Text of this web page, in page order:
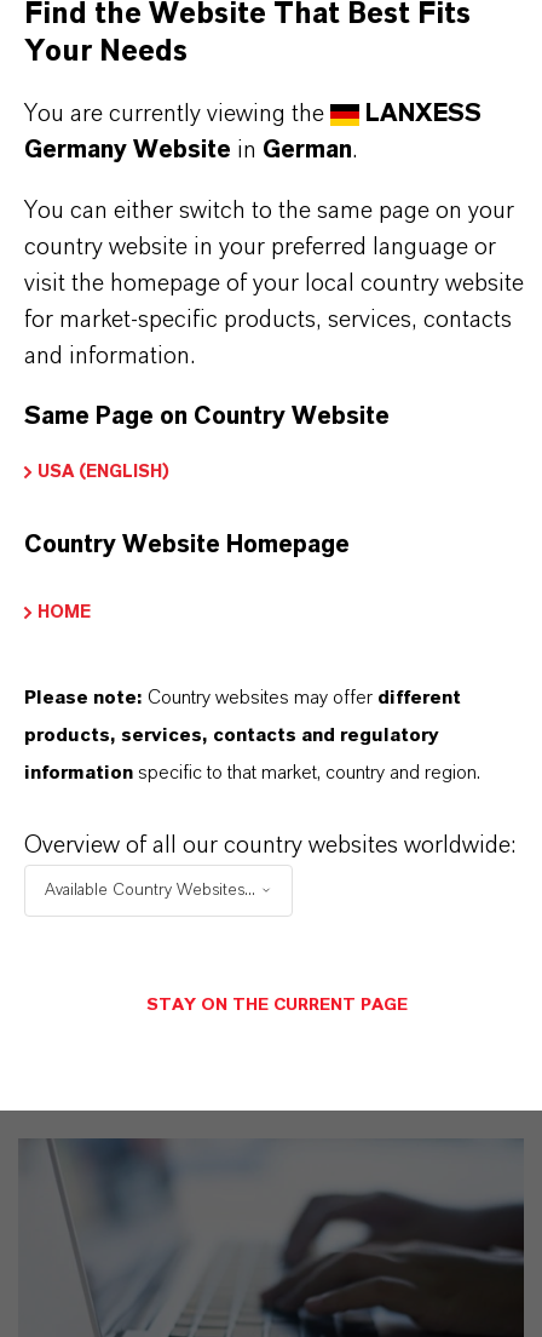
PRODUKTANWENDUNGEN
PRODUKTDATENBLÄTTER
Hier können die Produktdatenblätter
Download-Link.
Technisches Datenblatt
Sicherheitsdatenblatt
SPRACHE AUSWÄHLEN
Find the Website That Best Fits
Your Needs
You are currently viewing the
LANXESS
Germany Website in German.
You can either switch to the same page on your
country website in your preferred language or
visit the homepage of your local country website
for market-specific products, services, contacts
and information.
Same Page on Country Website
USA (ENGLISH)
Country Website Homepage
HOME
Please note: Country websites may offer different
products, services, contacts and regulatory
information specific to that market, country and region.
Overview of all our country websites worldwide:
Available Country Websites...
STAY ON THE CURRENT PAGE